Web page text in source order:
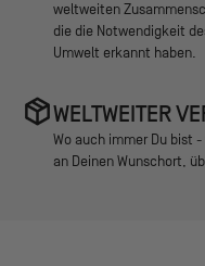
weltweiten
die die Notwendigkeit
Umwelt erkannt haben.
WELTWEITER
Wo auch immer Du bist
an Deinen Wunschort,